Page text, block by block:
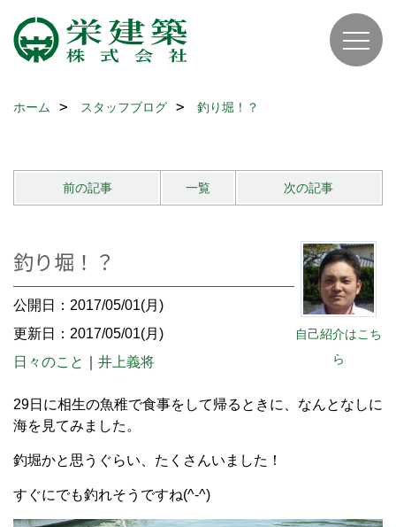
ホーム スタッフブログ 釣り堀！？
前の記事 一覧 次の記事
自己紹介はこち
ら
釣り堀！？
公開日：2017/05/01(月)
更新日：2017/05/01(月)
日々のこと
井上義将
29日に相生の魚稚で食事をして帰るときに、なんとなしに
海を見てみました。
釣堀かと思うぐらい、たくさんいました！
すぐにでも釣れそうですね(^-^)